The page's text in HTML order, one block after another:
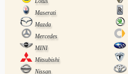
Maserati
Mazda
Mercedes
MINI
Mitsubishi
Nissan